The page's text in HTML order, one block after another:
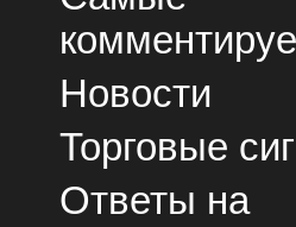
Новости
Торговые
Ответы на